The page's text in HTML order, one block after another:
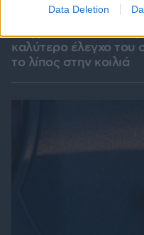
Data Deletion
Τα φρούτα που
καλύτερο έλεγχο του
το λίπος στην κοιλιά
07.08.2026, 08:32